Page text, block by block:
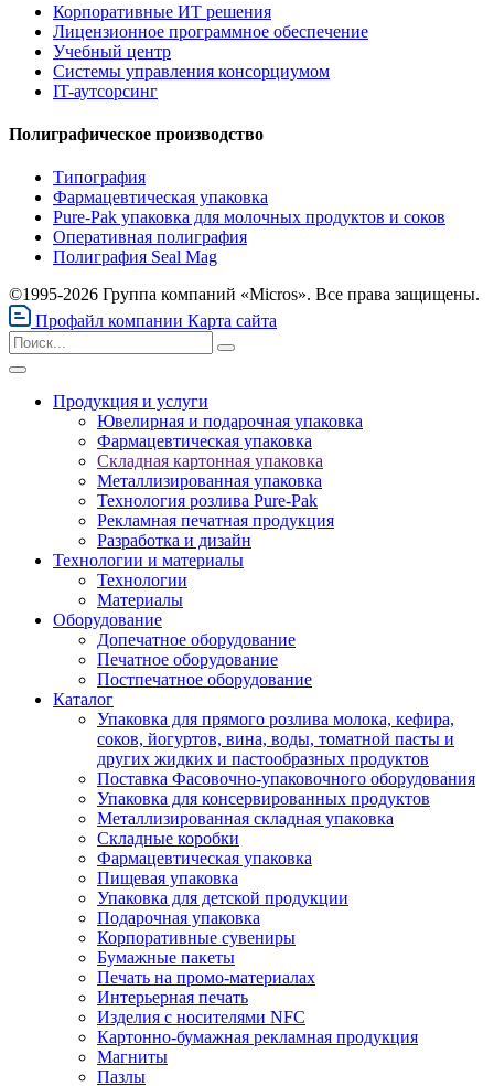
Корпоративные ИТ решения
Лицензионное программное обеспечение
Учебный центр
Системы управления консорциумом
IT-аутсорсинг
Полиграфическое производство
Типография
Фармацевтическая упаковка
Pure-Pak упаковка для молочных продуктов и соков
Оперативная полиграфия
Полиграфия Seal Mag
©1995-2026 Группа компаний «Micros». Все права защищены.
Профайл компании Карта сайта
Продукция и услуги
Ювелирная и подарочная упаковка
Фармацевтическая упаковка
Складная картонная упаковка
Металлизированная упаковка
Технология розлива Pure-Pak
Рекламная печатная продукция
Разработка и дизайн
Технологии и материалы
Технологии
Материалы
Оборудование
Допечатное оборудование
Печатное оборудование
Постпечатное оборудование
Каталог
Упаковка для прямого розлива молока, кефира,
соков, йогуртов, вина, воды, томатной пасты и
других жидких и пастообразных продуктов
Поставка Фасовочно-упаковочного оборудования
Упаковка для консервированных продуктов
Металлизированная складная упаковка
Складные коробки
Фармацевтическая упаковка
Пищевая упаковка
Упаковка для детской продукции
Подарочная упаковка
Корпоративные сувениры
Бумажные пакеты
Печать на промо-материалах
Интерьерная печать
Изделия с носителями NFC
Картонно-бумажная рекламная продукция
Магниты
Пазлы